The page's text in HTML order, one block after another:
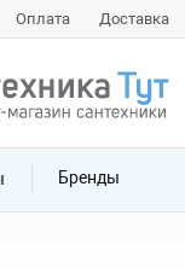
Оплата Доставка
Бренды